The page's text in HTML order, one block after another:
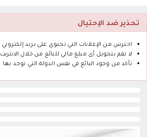
تحذير ضد الإحتيال
احترس من الإعلانات التي تحتوي على بريد إلكتروني
لا تقم بتحويل أى مبلغ مالي للبائع من خلال الانترنت
تأكد من وجود البائع في نفس الدولة التي توجد بها